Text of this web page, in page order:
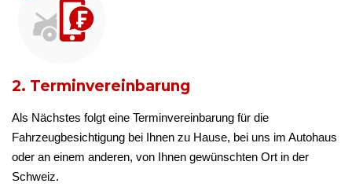
2. Terminvereinbarung
Als Nächstes folgt eine Terminvereinbarung für die
Fahrzeugbesichtigung bei Ihnen zu Hause, bei uns im Autohaus
oder an einem anderen, von Ihnen gewünschten Ort in der
Schweiz.